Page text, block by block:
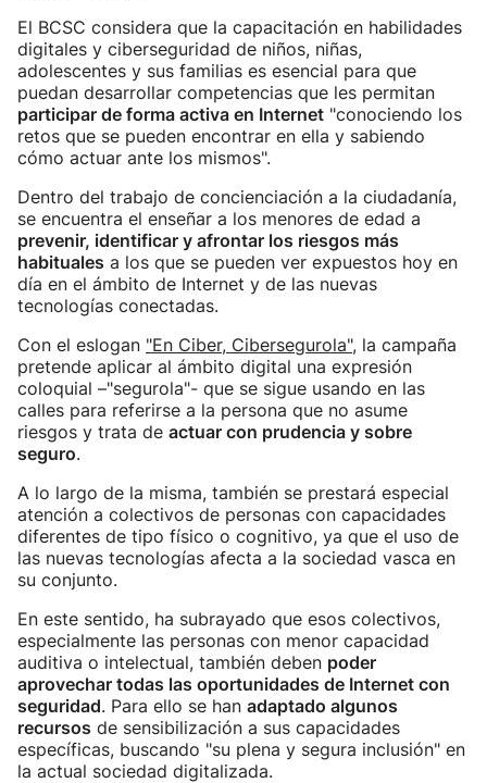
El BCSC considera que la capacitación en habilidades
digitales y ciberseguridad de niños, niñas,
adolescentes y sus familias es esencial para que
puedan desarrollar competencias que les permitan
participar de forma activa en Internet "conociendo los
retos que se pueden encontrar en ella y sabiendo
cómo actuar ante los mismos".
Dentro del trabajo de concienciación a la ciudadanía,
se encuentra el enseñar a los menores de edad a
prevenir, identificar y afrontar los riesgos más
habituales a los que se pueden ver expuestos hoy en
día en el ámbito de Internet y de las nuevas
tecnologías conectadas.
Con el eslogan "En Ciber, Cibersegurola", la campaña
pretende aplicar al ámbito digital una expresión
coloquial –"segurola"- que se sigue usando en las
calles para referirse a la persona que no asume
riesgos y trata de actuar con prudencia y sobre
seguro.
A lo largo de la misma, también se prestará especial
atención a colectivos de personas con capacidades
diferentes de tipo físico o cognitivo, ya que el uso de
las nuevas tecnologías afecta a la sociedad vasca en
su conjunto.
En este sentido, ha subrayado que esos colectivos,
especialmente las personas con menor capacidad
auditiva o intelectual, también deben poder
aprovechar todas las oportunidades de Internet con
seguridad. Para ello se han adaptado algunos
recursos de sensibilización a sus capacidades
específicas, buscando "su plena y segura inclusión" en
la actual sociedad digitalizada.